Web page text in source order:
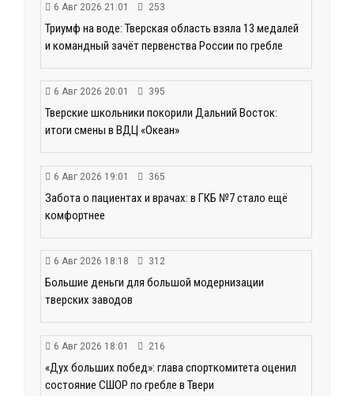
6 Авг 2026 21:01 253
Триумф на воде: Тверская область взяла 13 медалей
и командный зачёт первенства России по гребле
6 Авг 2026 20:01 395
Тверские школьники покорили Дальний Восток:
итоги смены в ВДЦ «Океан»
6 Авг 2026 19:01 365
Забота о пациентах и врачах: в ГКБ №7 стало ещё
комфортнее
6 Авг 2026 18:18 312
Большие деньги для большой модернизации
тверских заводов
6 Авг 2026 18:01 216
«Дух больших побед»: глава спорткомитета оценил
состояние СШОР по гребле в Твери